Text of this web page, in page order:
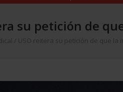
su petición de
USO reitera su petición de que